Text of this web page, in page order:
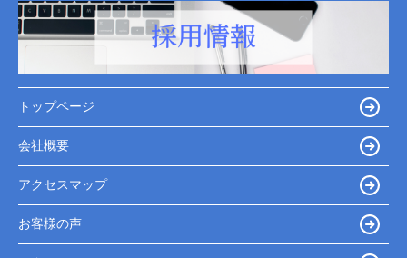
トップページ
会社概要
アクセスマップ
お客様の声